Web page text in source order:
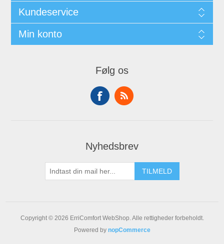
Kundeservice
Min konto
Følg os
Nyhedsbrev
Copyright © 2026 ErriComfort WebShop. Alle rettigheder forbeholdt.
Powered by nopCommerce